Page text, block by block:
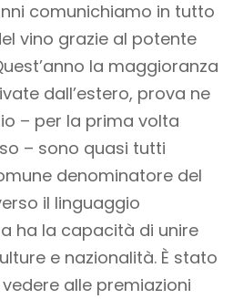
comunichiamo in tutto
vino grazie al potente
la maggioranza
dall’estero, prova ne
– per la prima volta
– sono quasi tutti
denominatore del
il linguaggio
ha la capacità di unire
e nazionalità. È stato
alle premiazioni